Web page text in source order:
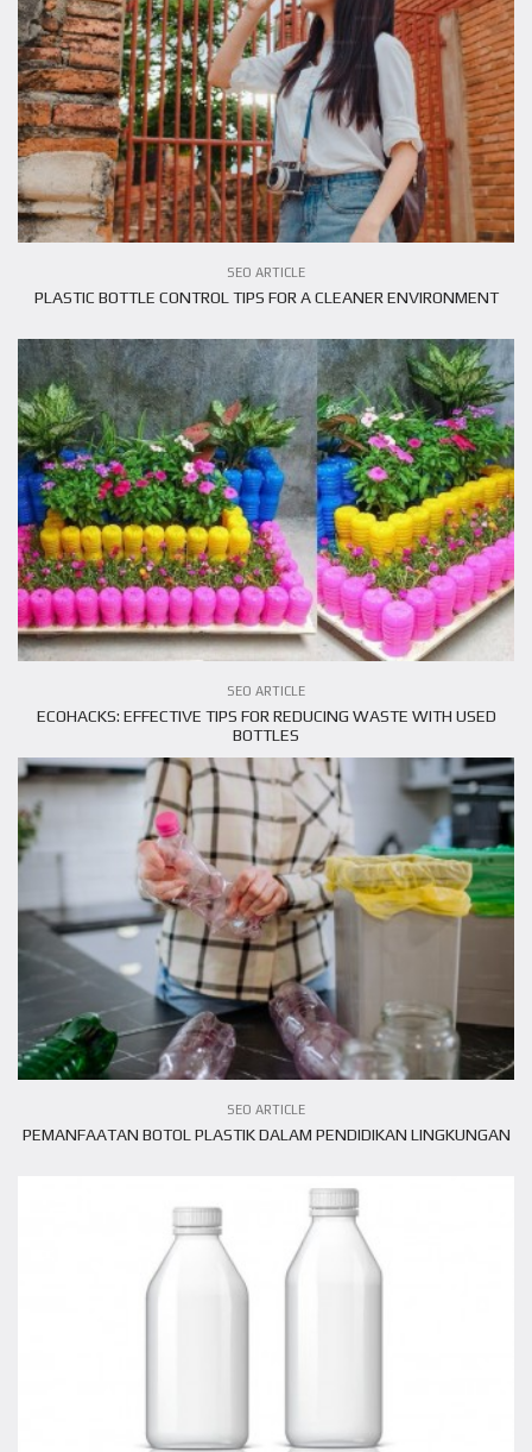
SEO ARTICLE
PLASTIC BOTTLE CONTROL TIPS FOR A CLEANER ENVIRONMENT
VIEW ARTICLE
SEO ARTICLE
ECOHACKS: EFFECTIVE TIPS FOR REDUCING WASTE WITH USED
BOTTLES
VIEW ARTICLE
SEO ARTICLE
PEMANFAATAN BOTOL PLASTIK DALAM PENDIDIKAN LINGKUNGAN
VIEW ARTICLE
VIEW ARTICLE